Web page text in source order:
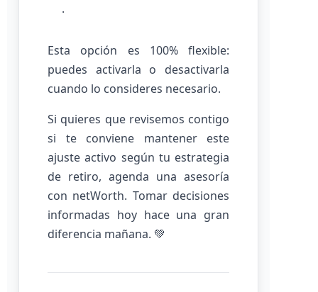
.
Esta opción es 100% flexible:
puedes activarla o desactivarla
cuando lo consideres necesario.
Si quieres que revisemos contigo
si te conviene mantener este
ajuste activo según tu estrategia
de retiro, agenda una asesoría
con netWorth. Tomar decisiones
informadas hoy hace una gran
diferencia mañana. 💚